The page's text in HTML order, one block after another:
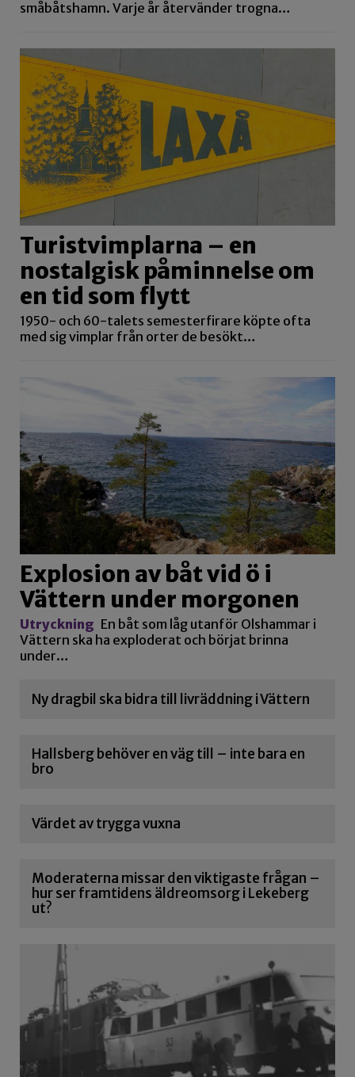
småbåtshamn. Varje år återvänder trogna…
Turistvimplarna – en
nostalgisk påminnelse om
en tid som flytt
1950- och 60-talets semesterfirare köpte ofta
med sig vimplar från orter de besökt…
Explosion av båt vid ö i
Vättern under morgonen
Utryckning En båt som låg utanför Olshammar i
Vättern ska ha exploderat och börjat brinna
under…
Ny dragbil ska bidra till livräddning i Vättern
Hallsberg behöver en väg till – inte bara en
bro
Värdet av trygga vuxna
Moderaterna missar den viktigaste frågan –
hur ser framtidens äldreomsorg i Lekeberg
ut?